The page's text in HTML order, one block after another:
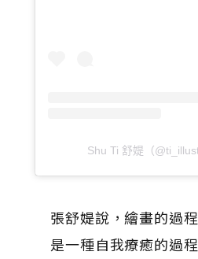
張舒媞說，繪畫的過
是一種自我療癒的過